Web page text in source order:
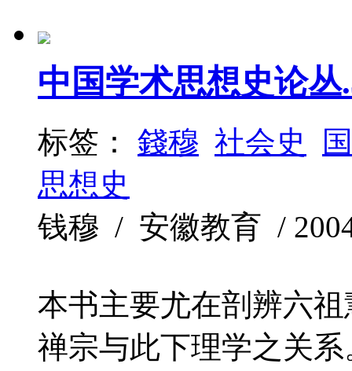
中国学术思想史论丛
标签： 錢穆 社会史
思想史
钱穆 / 安徽教育 /
本书主要尤在剖辨六
禅宗与此下理学之关